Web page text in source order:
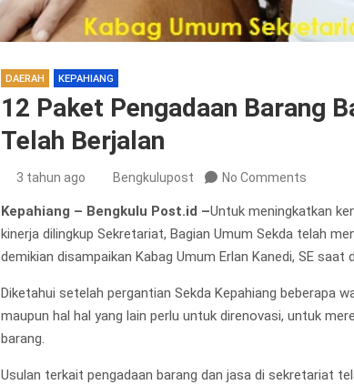
DAERAH KEPAHIANG
12 Paket Pengadaan Barang
Telah Berjalan
3 tahun ago Bengkulupost No Comments
Kepahiang – Bengkulu Post.id –Untuk meningkatkan
kinerja dilingkup Sekretariat, Bagian Umum Sekda telah
demikian disampaikan Kabag Umum Erlan Kanedi, SE
Diketahui setelah pergantian Sekda Kepahiang beberapa
maupun hal hal yang lain perlu untuk direnovasi, untuk
barang.
Usulan terkait pengadaan barang dan jasa di sekretariat